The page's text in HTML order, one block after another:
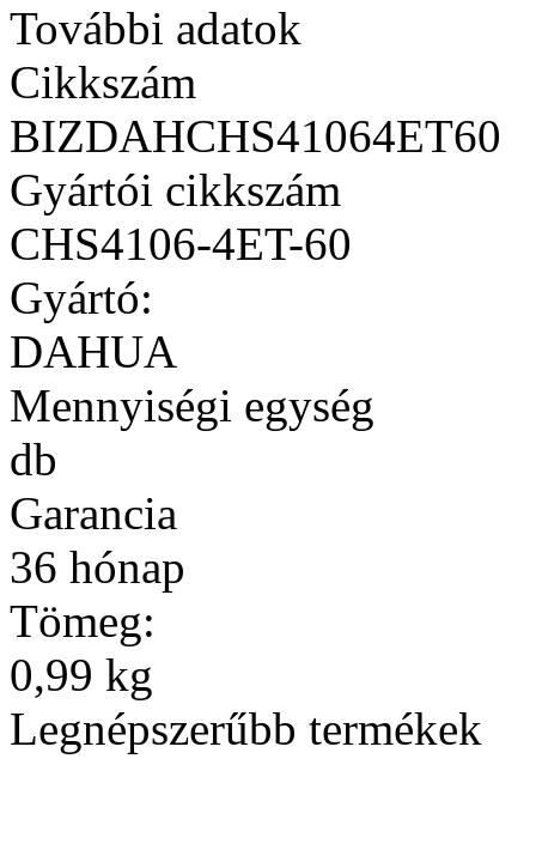
További adatok
Cikkszám
BIZDAHCHS41064ET60
Gyártói cikkszám
CHS4106-4ET-60
Gyártó:
DAHUA
Mennyiségi egység
db
Garancia
36 hónap
Tömeg:
0,99 kg
Legnépszerűbb termékek